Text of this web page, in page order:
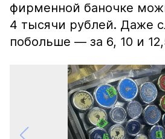
фирменной баночке
4 тысячи рублей. Даже
побольше — за 6, 10 и